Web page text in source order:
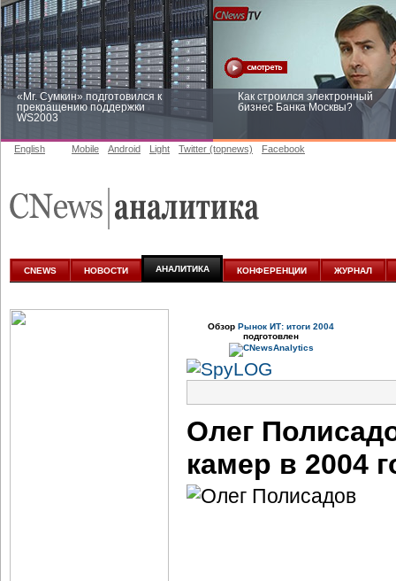
«Mr. Сумкин» подготовился к
прекращению поддержки
WS2003
Как строился электронный
бизнес Банка Москвы?
аналитике
English Mobile Android Light Twitter (topnews) Facebook
CNEWS НОВОСТИ АНАЛИТИКА КОНФЕРЕНЦИИ ЖУРНАЛ
Обзор Рынок ИТ: итоги 2004
подготовлен
Олег
камер в 2004